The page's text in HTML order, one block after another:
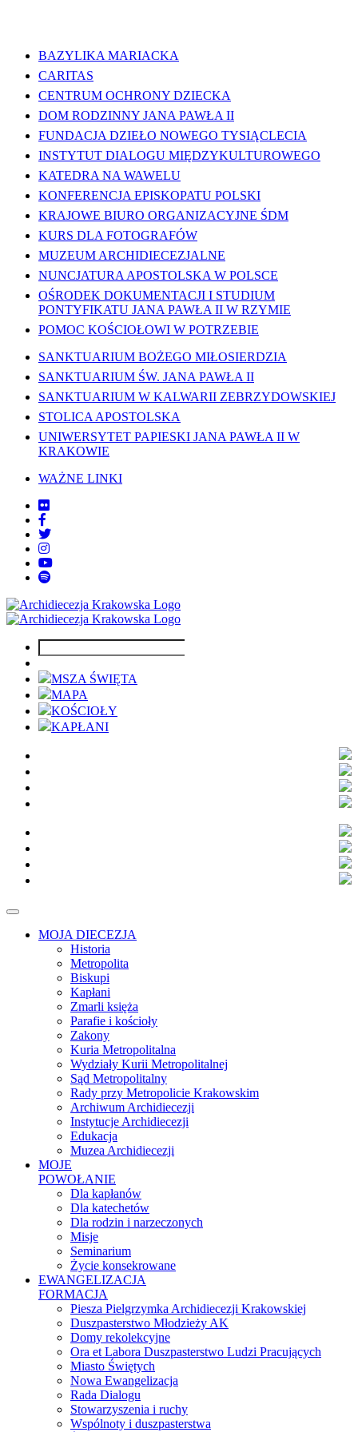
BAZYLIKA MARIACKA
CARITAS
CENTRUM OCHRONY DZIECKA
DOM RODZINNY JANA PAWŁA II
FUNDACJA DZIEŁO NOWEGO TYSIĄCLECIA
INSTYTUT DIALOGU MIĘDZYKULTUROWEGO
KATEDRA NA WAWELU
KONFERENCJA EPISKOPATU POLSKI
KRAJOWE BIURO ORGANIZACYJNE ŚDM
KURS DLA FOTOGRAFÓW
MUZEUM ARCHIDIECEZJALNE
NUNCJATURA APOSTOLSKA W POLSCE
OŚRODEK DOKUMENTACJI I STUDIUM
PONTYFIKATU JANA PAWŁA II W RZYMIE
POMOC KOŚCIOŁOWI W POTRZEBIE
SANKTUARIUM BOŻEGO MIŁOSIERDZIA
SANKTUARIUM ŚW. JANA PAWŁA II
SANKTUARIUM W KALWARII ZEBRZYDOWSKIEJ
STOLICA APOSTOLSKA
UNIWERSYTET PAPIESKI JANA PAWŁA II W
KRAKOWIE
WAŻNE LINKI
MSZA ŚWIĘTA
MAPA
KOŚCIOŁY
KAPŁANI
MOJA DIECEZJA
Historia
Metropolita
Biskupi
Kapłani
Zmarli księża
Parafie i kościoły
Zakony
Kuria Metropolitalna
Wydziały Kurii Metropolitalnej
Sąd Metropolitalny
Rady przy Metropolicie Krakowskim
Archiwum Archidiecezji
Instytucje Archidiecezji
Edukacja
Muzea Archidiecezji
MOJE
POWOŁANIE
Dla kapłanów
Dla katechetów
Dla rodzin i narzeczonych
Misje
Seminarium
Życie konsekrowane
EWANGELIZACJA
FORMACJA
Piesza Pielgrzymka Archidiecezji Krakowskiej
Duszpasterstwo Młodzieży AK
Domy rekolekcyjne
Ora et Labora Duszpasterstwo Ludzi Pracujących
Miasto Świętych
Nowa Ewangelizacja
Rada Dialogu
Stowarzyszenia i ruchy
Wspólnoty i duszpasterstwa